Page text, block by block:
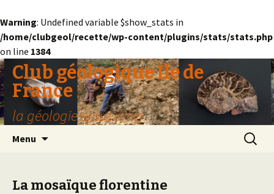
Warning: Undefined variable $show_stats in
/home/clubgeol/recette/wp-content/plugins/stats/stats.php
on line 1384
Club géologique Ile de
France
la géologie entre amis
Menu
La mosaïque florentine